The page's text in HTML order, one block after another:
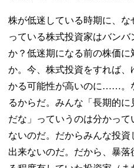
株が低迷している時期に、
っている株式投資家はバン
か？低迷期になる前の株価
か。今、株式投資をすれば
かる可能性が高いのに……。
るからだ。みんな「長期的
だな」っていうのは分かっ
ないのだ。だからみんな投
出来ないのだ。だから、暴